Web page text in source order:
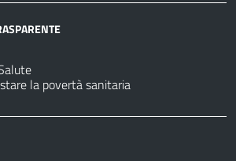
la povertà sanitaria